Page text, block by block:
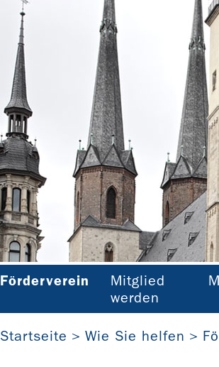
Marktkirche
Förderverein
Mitglied
werden
Startseite Wie Sie helfen